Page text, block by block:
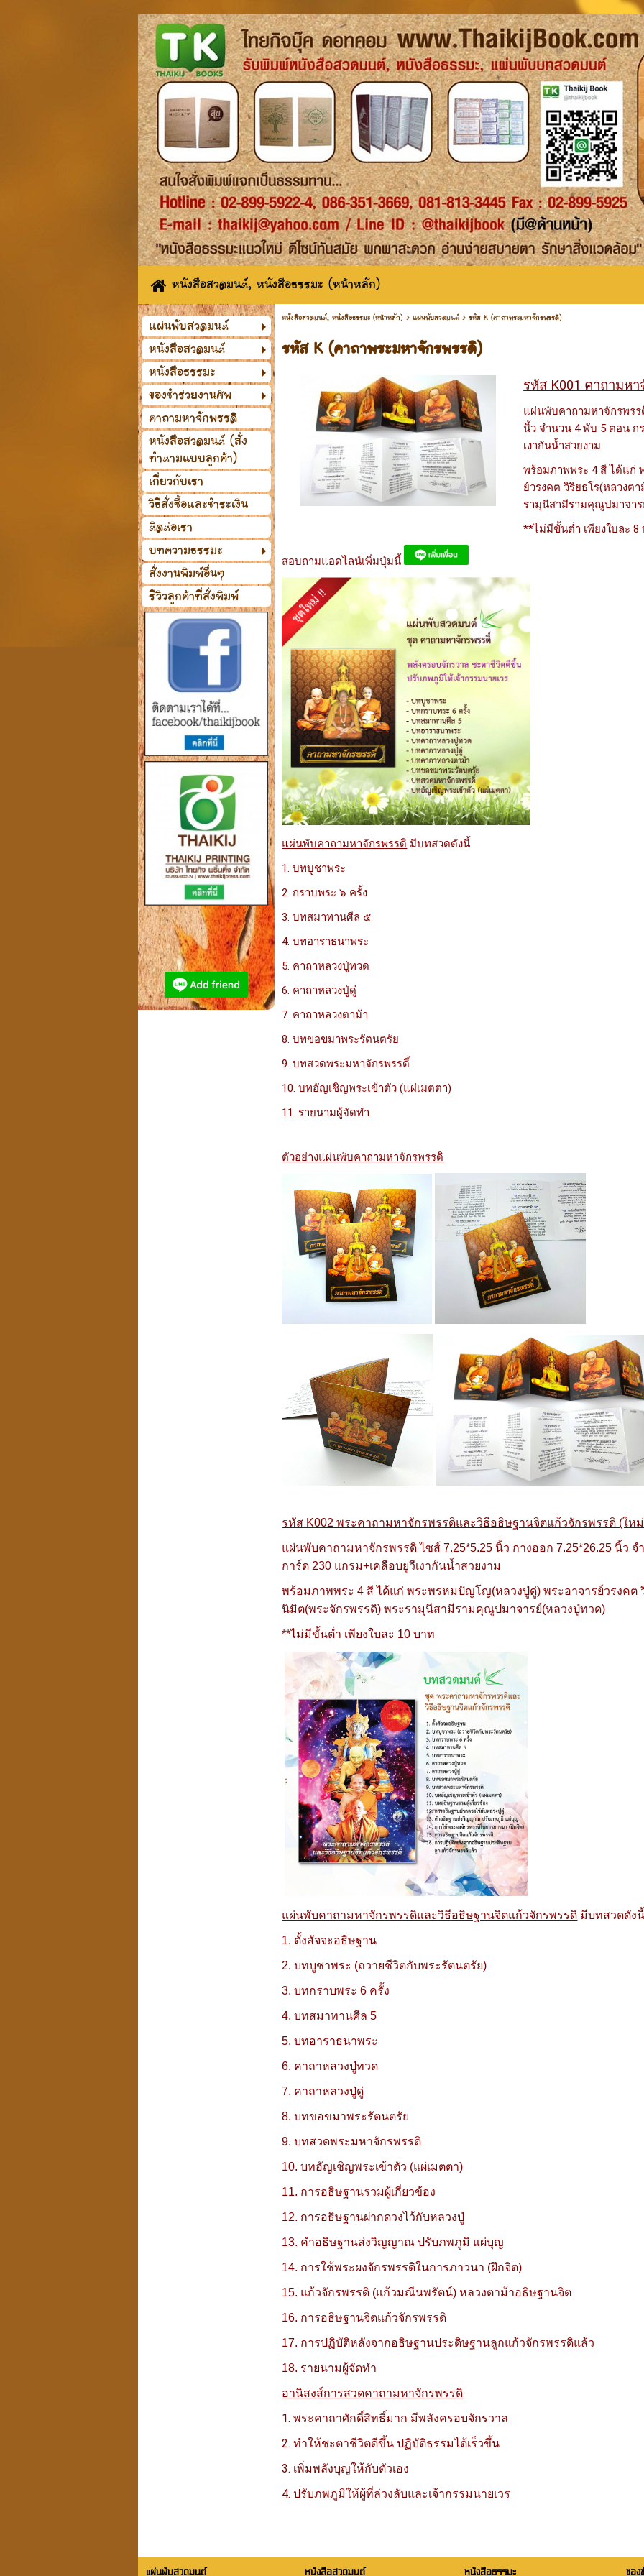
หนังสือสวดมนต์, หนังสือธรรมะ (หน้าหลัก)
แผ่นพับสวดมนต์
หนังสือสวดมนต์
หนังสือธรรมะ
ของชำร่วยงานศพ
คาถามหาจักพรรดิ
หนังสือสวดมนต์ (สั่ง
ทำตามแบบลูกค้า)
เกี่ยวกับเรา
วิธีสั่งซื้อและชำระเงิน
ติดต่อเรา
บทความธรรมะ
สั่งงานพิมพ์อื่นๆ
รีวิวลูกค้าที่สั่งพิมพ์
หนังสือสวดมนต์, หนังสือธรรมะ (หน้าหลัก) > แผ่นพับสวดมนต์> รหัส K (คาถาพระมหาจักรพรรดิ)
รหัส K (คาถาพระมหาจักรพรรดิ)
รหัส K001 คาถามห
แผ่นพับคาถามหาจักรพรร
นิ้ว จำนวน 4 พับ 5 ตอน ก
เงากันน้ำสวยงาม
พร้อมภาพพระ 4 สี ได้แก่
ย์วรงคต วิริยธโร(หลวงต
รามุนีสามีรามคุณูปมาจา
**ไม่มีขั้นต่ำ เพียงใบละ 8
สอบถามแอดไลน์เพิ่มปุ่มนี้
แผ่นพับคาถามหาจักรพรรดิ มีบทสวดดังนี้
1. บทบูชาพระ
2. กราบพระ ๖ ครั้ง
3. บทสมาทานศีล ๕
4. บทอาราธนาพระ
5. คาถาหลวงปู่ทวด
6. คาถาหลวงปู่ดู่
7. คาถาหลวงตาม้า
8. บทขอขมาพระรัตนตรัย
9. บทสวดพระมหาจักรพรรดิ์
10. บทอัญเชิญพระเข้าตัว (แผ่เมตตา)
11. รายนามผู้จัดทำ
ตัวอย่างแผ่นพับคาถามหาจักรพรรดิ
รหัส K002 พระคาถามหาจักรพรรดิและวิธีอธิษฐานจิตแก้วจักรพรรดิ (ให
แผ่นพับคาถามหาจักรพรรดิ ไซส์ 7.25*5.25 นิ้ว กางออก 7.25*26.25 นิ้ว
การ์ด 230 แกรม+เคลือบยูวีเงากันน้ำสวยงาม
พร้อมภาพพระ 4 สี ได้แก่ พระพรหมปัญโญ(หลวงปู่ดู่) พระอาจารย์วรงคต
นิมิต(พระจักรพรรดิ) พระรามุนีสามีรามคุณูปมาจารย์(หลวงปู่ทวด)
**ไม่มีขั้นต่ำ เพียงใบละ 10 บาท
แผ่นพับคาถามหาจักรพรรดิและวิธีอธิษฐานจิตแก้วจักรพรรดิ มีบทสวดดัง
1. ตั้งสัจจะอธิษฐาน
2. บทบูชาพระ (ถวายชีวิตกับพระรัตนตรัย)
3. บทกราบพระ 6 ครั้ง
4. บทสมาทานศีล 5
5. บทอาราธนาพระ
6. คาถาหลวงปู่ทวด
7. คาถาหลวงปู่ดู่
8. บทขอขมาพระรัตนตรัย
9. บทสวดพระมหาจักรพรรดิ
10. บทอัญเชิญพระเข้าตัว (แผ่เมตตา)
11. การอธิษฐานรวมผู้เกี่ยวข้อง
12. การอธิษฐานฝากดวงไว้กับหลวงปู่
13. คำอธิษฐานส่งวิญญาณ ปรับภพภูมิ แผ่บุญ
14. การใช้พระผงจักรพรรดิในการภาวนา (ฝึกจิต)
15. แก้วจักรพรรดิ (แก้วมณีนพรัตน์) หลวงตาม้าอธิษฐานจิต
16. การอธิษฐานจิตแก้วจักรพรรดิ
17. การปฏิบัติหลังจากอธิษฐานประดิษฐานลูกแก้วจักรพรรดิแล้ว
18. รายนามผู้จัดทำ
อานิสงส์การสวดคาถามหาจักรพรรดิ
1. พระคาถาศักดิ์สิทธิ์มาก มีพลังครอบจักรวาล
2. ทำให้ชะตาชีวิตดีขึ้น ปฏิบัติธรรมได้เร็วขึ้น
3. เพิ่มพลังบุญให้กับตัวเอง
4. ปรับภพภูมิให้ผู้ที่ล่วงลับและเจ้ากรรมนายเวร
แผ่นพับสวดมนต์ หนังสือสวดมนต์ หนังสือธรรมะ ของ